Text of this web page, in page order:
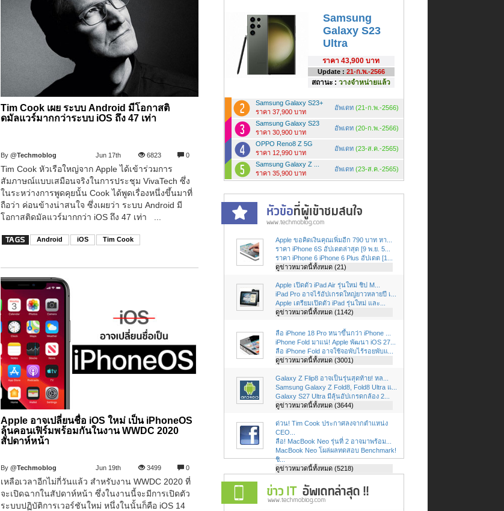
Tim Cook เผย ระบบ Android มีโอกาสติ
ดมัลแวร์มากกว่าระบบ iOS ถึง 47 เท่า
By@Techmoblog Jun 17th 6823 0
Tim Cook หัวเรือใหญ่จาก Apple ได้เข้าร่วมการ
สัมภาษณ์แบบเสมือนจริงในการประชุม VivaTech ซึ่ง
ในระหว่างการพูดคุยนั้น Cook ได้พูดเรื่องหนึ่งขึ้นมาที่
ถือว่า ค่อนข้างน่าสนใจ ซึ่งเผยว่า ระบบ Android มี
โอกาสติดมัลแวร์มากกว่า iOS ถึง 47 เท่า ...
Android iOS Tim Cook
Apple อาจเปลี่ยนชื่อ iOS ใหม่ เป็น iPhoneOS
ลุ้นคอนเฟิร์มพร้อมกันในงาน WWDC 2020
สัปดาห์หน้า
By@Techmoblog Jun 19th 3499 0
เหลือเวลาอีกไม่กี่วันแล้ว สำหรับงาน WWDC 2020 ที่
จะเปิดฉากในสัปดาห์หน้า ซึ่งในงานนี้จะมีการเปิดตัว
ระบบปฏิบัติการเวอร์ชันใหม่ หนึ่งในนั้นก็คือ iOS 14
Samsung
Galaxy S23
Ultra
ราคา 43,900 บาท
Update : 21-ก.พ.-2566
สถานะ : วางจำหน่ายแล้ว
Samsung Galaxy S23+
ราคา 37,900 บาท
อัพเดท (21-ก.พ.-2566)
Samsung Galaxy S23
ราคา 30,900 บาท
อัพเดท (20-ก.พ.-2566)
OPPO Reno8 Z 5G
ราคา 12,990 บาท
อัพเดท (23-ส.ค.-2565)
Samsung Galaxy Z ...
ราคา 35,900 บาท
อัพเดท (23-ส.ค.-2565)
Apple ขอคิดเงินคุณเพิ่มอีก 790 บาท หา...
ราคา iPhone 6S อัปเดตล่าสุด [9 พ.ย. 5...
ราคา iPhone 6 iPhone 6 Plus อัปเดต [1...
ดูข่าวหมวดนี้ทั้งหมด (21)
Apple เปิดตัว iPad Air รุ่นใหม่ ชิป M...
iPad Pro อาจไร้อัปเกรดใหญ่ยาวหลายปี เ...
Apple เตรียมเปิดตัว iPad รุ่นใหม่ และ...
ดูข่าวหมวดนี้ทั้งหมด (1142)
ลือ iPhone 18 Pro หนาขึ้นกว่า iPhone ...
iPhone Fold มาแน่! Apple พัฒนา iOS 27...
ลือ iPhone Fold อาจใช้จอพับไร้รอยพับแ...
ดูข่าวหมวดนี้ทั้งหมด (3001)
Galaxy Z Flip8 อาจเป็นรุ่นสุดท้าย! หล...
Samsung Galaxy Z Fold8, Fold8 Ultra แ...
Galaxy S27 Ultra มีลุ้นอัปเกรดกล้อง 2...
ดูข่าวหมวดนี้ทั้งหมด (3644)
ด่วน! Tim Cook ประกาศลงจากตำแหน่ง
CEO...
ลือ! MacBook Neo รุ่นที่ 2 อาจมาพร้อม...
MacBook Neo โผล่ผลทดสอบ Benchmark!
ชิ...
ดูข่าวหมวดนี้ทั้งหมด (5218)